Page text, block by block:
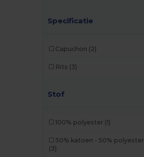
Specificatie
Capuchon (2)
Rits (3)
Stof
100% polyester (1)
50% katoen - 50% polyester
(3)